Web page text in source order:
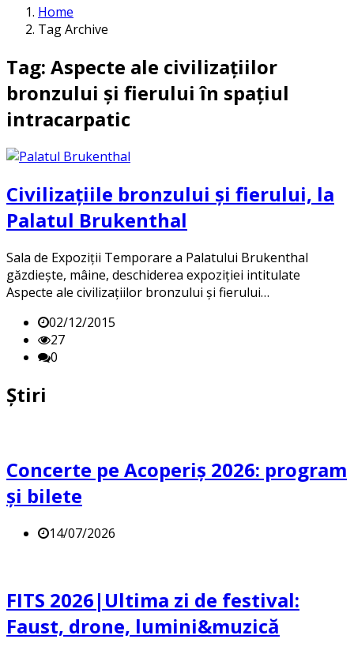
Home
Tag Archive
Tag: Aspecte ale civilizaţiilor
bronzului şi fierului în spaţiul
intracarpatic
Civilizaţiile bronzului şi fierului, la
Palatul Brukenthal
Sala de Expoziţii Temporare a Palatului Brukenthal
găzdieşte, mâine, deschiderea expoziţiei intitulate
Aspecte ale civilizaţiilor bronzului şi fierului…
02/12/2015
27
0
Știri
Concerte pe Acoperiș 2026: program
și bilete
14/07/2026
FITS 2026|Ultima zi de festival:
Faust, drone, lumini&muzică